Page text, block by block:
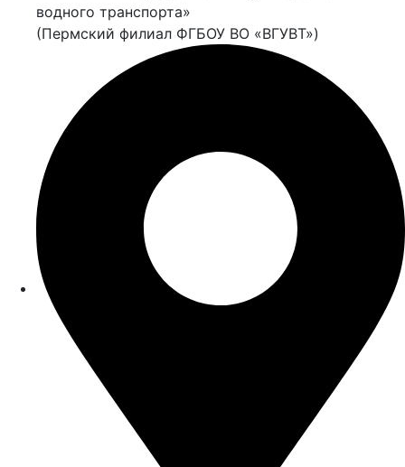
водного транспорта»
(Пермский филиал ФГБОУ ВО «ВГУВТ»)